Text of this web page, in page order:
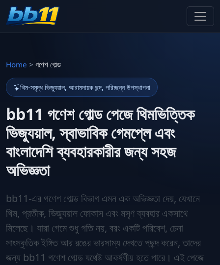
Home > গণেশ গোল্ড
থিম-সমৃদ্ধ ভিজ্যুয়াল, আরামদায়ক ছন্দ, পরিচ্ছন্ন উপস্থাপনা
bb11 গণেশ গোল্ড পেজে থিমভিত্তিক
ভিজ্যুয়াল, স্বাভাবিক গেমপ্লে এবং
বাংলাদেশি ব্যবহারকারীর জন্য সহজ
অভিজ্ঞতা
bb11-এর গণেশ গোল্ড বিভাগ এমন এক অভিজ্ঞতা দেয়, যেখানে
থিম, প্রতীক, ভিজ্যুয়াল ফোকাস এবং মসৃণ ব্যবহার একসাথে
মিলেছে। যারা গেমে শুধু গতি নয়, বরং একটি পরিবেশ, চেনা
সাংস্কৃতিক ইঙ্গিত আর রঙের ভারসাম্য দেখতে পছন্দ করেন, তাদের
জন্য bb11 গণেশ গোল্ড যথেষ্ট আকর্ষণীয় হতে পারে। এই পেজে